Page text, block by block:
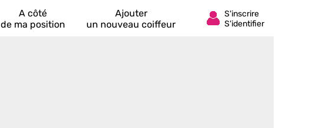
A côté
de ma position
Ajouter
un nouveau coiffeur